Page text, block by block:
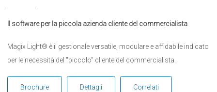
Il software per la piccola azienda cliente del commercialista
Magix Light® è il gestionale versatile, modulare e affidabile indicato
per le necessità del "piccolo" cliente del commercialista.
Brochure Dettagli Correlati